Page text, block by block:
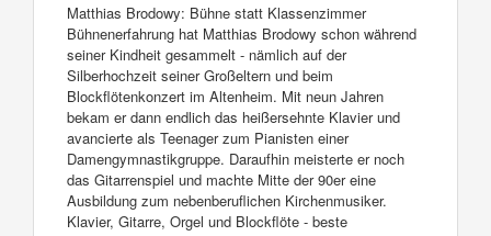
Matthias Brodowy: Bühne statt Klassenzimmer
Bühnenerfahrung hat Matthias Brodowy schon während
seiner Kindheit gesammelt - nämlich auf der
Silberhochzeit seiner Großeltern und beim
Blockflötenkonzert im Altenheim. Mit neun Jahren
bekam er dann endlich das heißersehnte Klavier und
avancierte als Teenager zum Pianisten einer
Damengymnastikgruppe. Daraufhin meisterte er noch
das Gitarrenspiel und machte Mitte der 90er eine
Ausbildung zum nebenberuflichen Kirchenmusiker.
Klavier, Gitarre, Orgel und Blockflöte - beste